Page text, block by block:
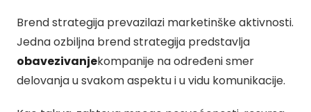
Brend strategija prevazilazi marketinške aktivnosti.
Jedna ozbiljna brend strategija predstavlja
obavezivanjekompanije na određeni smer
delovanja u svakom aspektu i u vidu komunikacije.